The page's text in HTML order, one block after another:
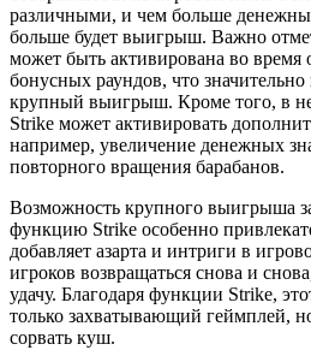
различными, и чем больше
больше будет выигрыш. Важно
может быть активирована во
бонусных раундов, что
крупный выигрыш. Кроме того, в
Strike может активировать
например, увеличение денежных
повторного вращения барабанов.
Возможность крупного выигрыша
функцию Strike особенно
добавляет азарта и интриги в
игроков возвращаться снова и
удачу. Благодаря функции Strike,
только захватывающий геймплей,
сорвать куш.